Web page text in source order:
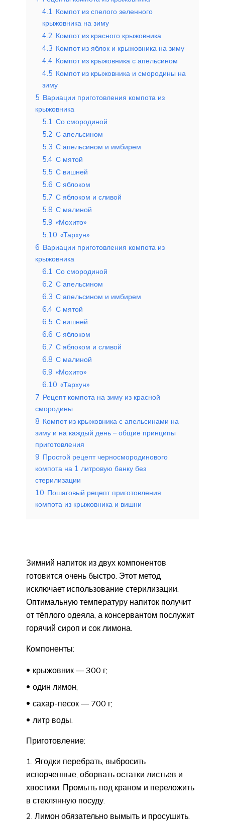
4.1 Компот из спелого зеленного
крыжовника на зиму
4.2 Компот из красного крыжовника
4.3 Компот из яблок и крыжовника на зиму
4.4 Компот из крыжовника с апельсином
4.5 Компот из крыжовника и смородины на
зиму
5 Вариации приготовления компота из
крыжовника
5.1 Со смородиной
5.2 С апельсином
5.3 С апельсином и имбирем
5.4 С мятой
5.5 С вишней
5.6 С яблоком
5.7 С яблоком и сливой
5.8 С малиной
5.9 «Мохито»
5.10 «Тархун»
6 Вариации приготовления компота из
крыжовника
6.1 Со смородиной
6.2 С апельсином
6.3 С апельсином и имбирем
6.4 С мятой
6.5 С вишней
6.6 С яблоком
6.7 С яблоком и сливой
6.8 С малиной
6.9 «Мохито»
6.10 «Тархун»
7 Рецепт компота на зиму из красной
смородины
8 Компот из крыжовника с апельсинами на
зиму и на каждый день – общие принципы
приготовления
9 Простой рецепт черносмородинового
компота на 1 литровую банку без
стерилизации
10 Пошаговый рецепт приготовления
компота из крыжовника и вишни
Зимний напиток из двух компонентов
готовится очень быстро. Этот метод
исключает использование стерилизации.
Оптимальную температуру напиток получит
от тёплого одеяла, а консервантом послужит
горячий сироп и сок лимона.
Компоненты:
крыжовник — 300 г;
один лимон;
сахар-песок — 700 г;
литр воды.
Приготовление:
Ягодки перебрать, выбросить
испорченные, оборвать остатки листьев и
хвостики. Промыть под краном и переложить
в стеклянную посуду.
Лимон обязательно вымыть и просушить.